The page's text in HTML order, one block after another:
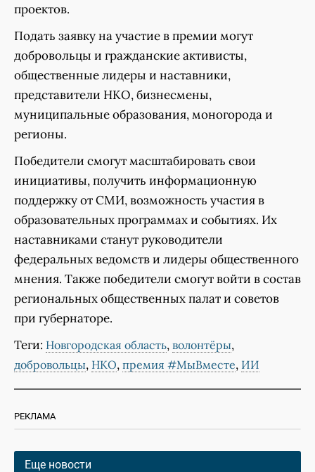
проектов.
Подать заявку на участие в премии могут
добровольцы и гражданские активисты,
общественные лидеры и наставники,
представители НКО, бизнесмены,
муниципальные образования, моногорода и
регионы.
Победители смогут масштабировать свои
инициативы, получить информационную
поддержку от СМИ, возможность участия в
образовательных программах и событиях. Их
наставниками станут руководители
федеральных ведомств и лидеры общественного
мнения. Также победители смогут войти в состав
региональных общественных палат и советов
при губернаторе.
Теги: Новгородская область, волонтёры,
добровольцы, НКО, премия #МыВместе, ИИ
РЕКЛАМА
Еще новости